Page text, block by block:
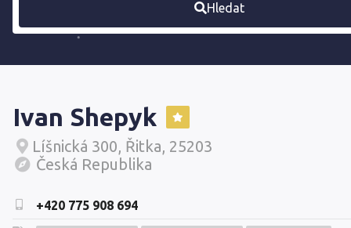
Hledat
Ivan Shepyk
Líšnická 300, Řitka, 25203
Česká Republika
+420 775 908 694